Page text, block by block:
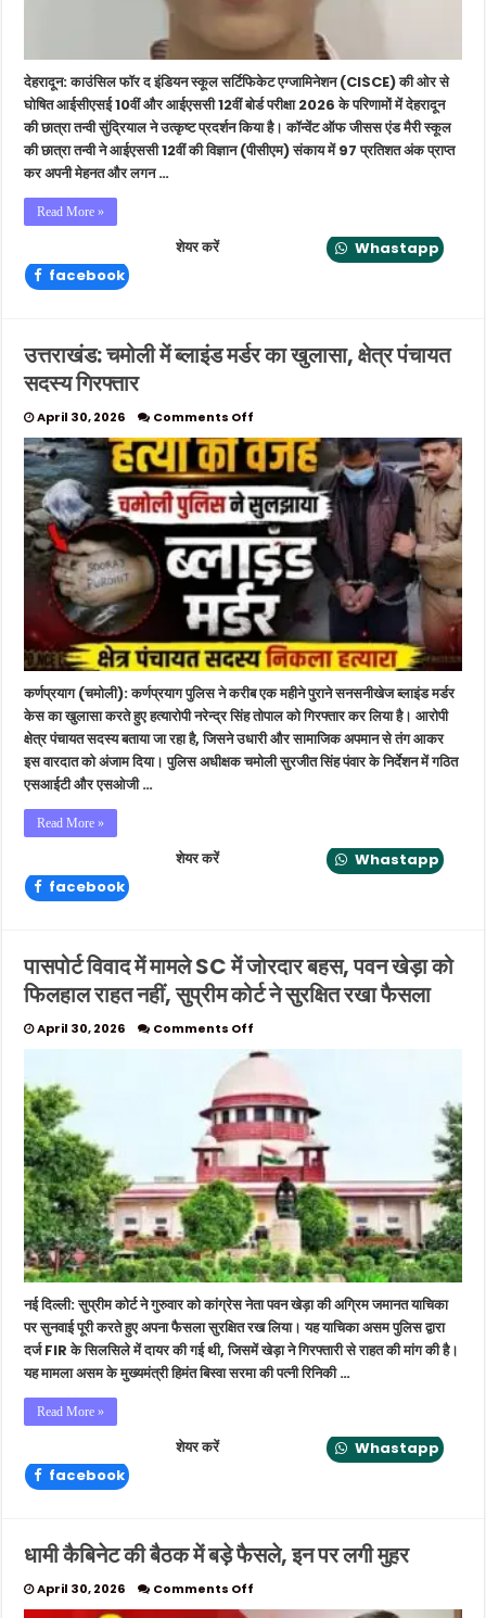
लक्ष्य
देहरादून: काउंसिल फॉर द इंडियन स्कूल सर्टिफिकेट एग्जामिनेशन (CISCE) की ओर से
घोषित आईसीएसई 10वीं और आईएससी 12वीं बोर्ड परीक्षा 2026 के परिणामों में देहरादून
की छात्रा तन्वी सुंद्रियाल ने उत्कृष्ट प्रदर्शन किया है। कॉन्वेंट ऑफ जीसस एंड मैरी स्कूल
की छात्रा तन्वी ने आईएससी 12वीं की विज्ञान (पीसीएम) संकाय में 97 प्रतिशत अंक प्राप्त
कर अपनी मेहनत और लगन …
Read More »
शेयर करें
Whastapp
facebook
उत्तराखंड: चमोली में ब्लाइंड मर्डर का खुलासा, क्षेत्र पंचायत
सदस्य गिरफ्तार
April 30, 2026 Comments Off
उत्तराखंड:
चमोली
में
ब्लाइंड
मर्डर
का
खुलासा,
क्षेत्र
पंचायत
सदस्य
गिरफ्तार
कर्णप्रयाग (चमोली): कर्णप्रयाग पुलिस ने करीब एक महीने पुराने सनसनीखेज ब्लाइंड मर्डर
केस का खुलासा करते हुए हत्यारोपी नरेन्द्र सिंह तोपाल को गिरफ्तार कर लिया है। आरोपी
क्षेत्र पंचायत सदस्य बताया जा रहा है, जिसने उधारी और सामाजिक अपमान से तंग आकर
इस वारदात को अंजाम दिया। पुलिस अधीक्षक चमोली सुरजीत सिंह पंवार के निर्देशन में गठित
एसआईटी और एसओजी …
Read More »
शेयर करें
Whastapp
facebook
पासपोर्ट विवाद में मामले SC में जोरदार बहस, पवन खेड़ा को
फिलहाल राहत नहीं, सुप्रीम कोर्ट ने सुरक्षित रखा फैसला
April 30, 2026 Comments Off
पासपोर्ट
विवाद
मामले
SC
में
जोरदार
बहस,
पवन
खेड़ा
को
फिलहाल
राहत
नहीं,
सुप्रीम
कोर्ट
ने
सुरक्षित
रखा
नई दिल्ली: सुप्रीम कोर्ट ने गुरुवार को कांग्रेस नेता पवन खेड़ा की अग्रिम जमानत याचिका
पर सुनवाई पूरी करते हुए अपना फैसला सुरक्षित रख लिया। यह याचिका असम पुलिस द्वारा
दर्ज FIR के सिलसिले में दायर की गई थी, जिसमें खेड़ा ने गिरफ्तारी से राहत की मांग की है।
यह मामला असम के मुख्यमंत्री हिमंत बिस्वा सरमा की पत्नी रिनिकी …
Read More »
शेयर करें
Whastapp
facebook
धामी कैबिनेट की बैठक में बड़े फैसले, इन पर लगी मुहर
April 30, 2026 Comments Off
धामी